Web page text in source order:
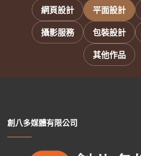
網頁設計 平面設計
攝影服務
包裝設計
其他作品
創八多媒體有限公司